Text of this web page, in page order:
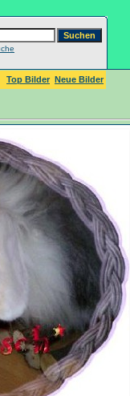
Top Bilder Neue Bilder